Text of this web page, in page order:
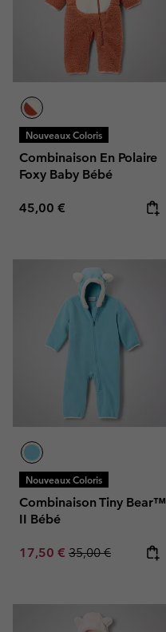
Nouveaux Coloris
Combinaison En Polaire
Foxy Baby Bébé
Regular price:
45,00 €
Nouveaux Coloris
Combinaison Tiny Bear™
II Bébé
Sale price:
17,50 € Regular price:
35,00 €